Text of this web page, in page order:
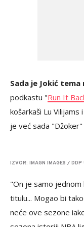
Sada je Jokić
podkastu "Run It
košarkaši Lu Vilijams
je već sada